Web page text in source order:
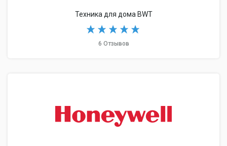
Техника для дома BWT
6 Отзывов